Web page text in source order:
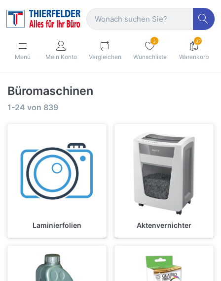
Menü Mein Konto Vergleichen
3
Wunschliste
37
Warenkorb
Büromaschinen
1-24 von 839
Laminierfolien Aktenvernichter